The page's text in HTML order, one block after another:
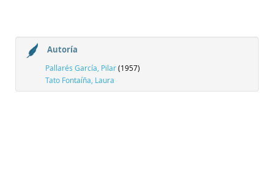
Autoría
Pallarés García, Pilar(1957)
Tato Fontaíña, Laura